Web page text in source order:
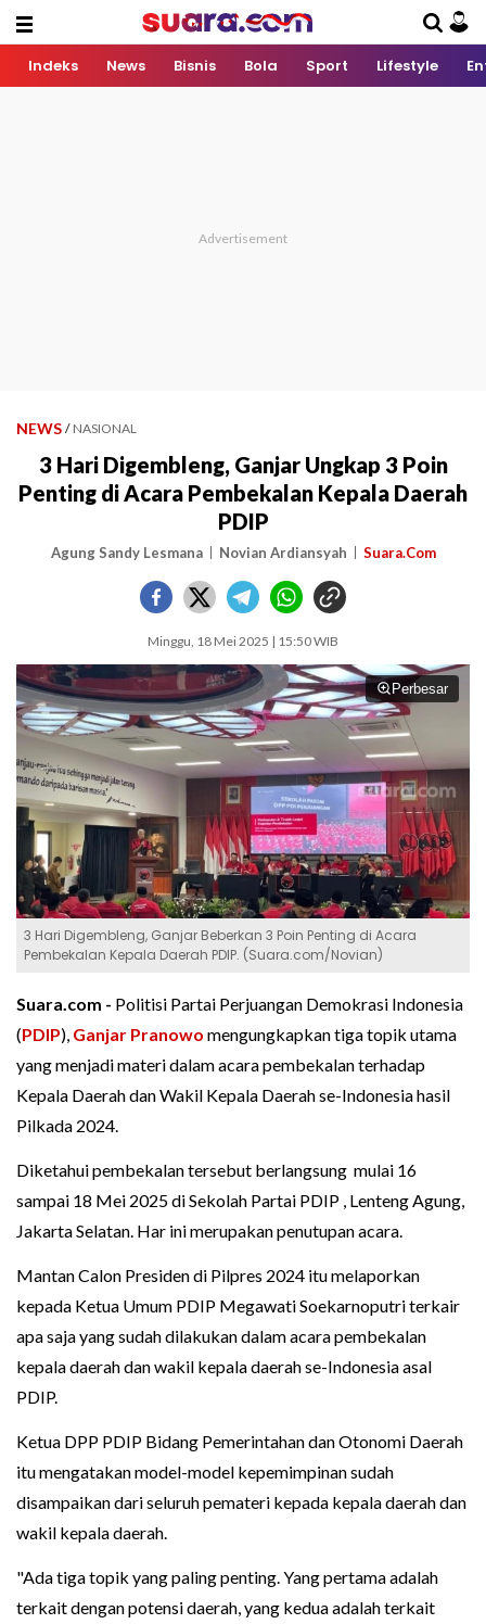
Indeks News Bisnis Bola Sport Lifestyle
NEWS / NASIONAL
3 Hari Digembleng, Ganjar Ungkap 3 Poin
Penting di Acara Pembekalan Kepala Daerah
PDIP
Agung Sandy Lesmana Novian Ardiansyah Suara.Com
Minggu, 18 Mei 2025 | 15:50 WIB
Perbesar
3 Hari Digembleng, Ganjar Beberkan 3 Poin Penting di Acara
Pembekalan Kepala Daerah PDIP. (Suara.com/Novian)
Suara.com - Politisi Partai Perjuangan Demokrasi Indonesia
(PDIP), Ganjar Pranowo mengungkapkan tiga topik utama
yang menjadi materi dalam acara pembekalan terhadap
Kepala Daerah dan Wakil Kepala Daerah se-Indonesia hasil
Pilkada 2024.
Diketahui pembekalan tersebut berlangsung mulai 16
sampai 18 Mei 2025 di Sekolah Partai PDIP , Lenteng Agung,
Jakarta Selatan. Har ini merupakan penutupan acara.
Mantan Calon Presiden di Pilpres 2024 itu melaporkan
kepada Ketua Umum PDIP Megawati Soekarnoputri terkair
apa saja yang sudah dilakukan dalam acara pembekalan
kepala daerah dan wakil kepala daerah se-Indonesia asal
PDIP.
Ketua DPP PDIP Bidang Pemerintahan dan Otonomi Daerah
itu mengatakan model-model kepemimpinan sudah
disampaikan dari seluruh pemateri kepada kepala daerah dan
wakil kepala daerah.
"Ada tiga topik yang paling penting. Yang pertama adalah
terkait dengan potensi daerah, yang kedua adalah terkait